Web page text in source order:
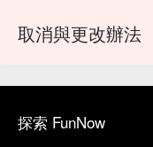
取消與更改辦法
探索 FunNow